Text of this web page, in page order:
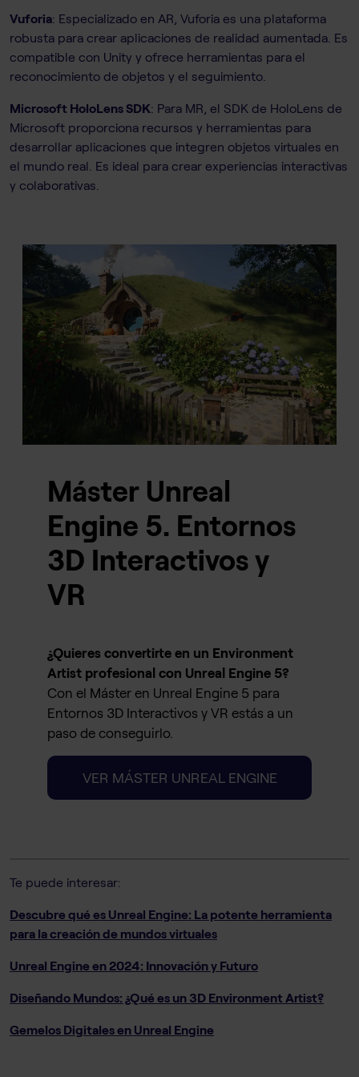
Vuforia: Especializado en AR, Vuforia es una plataforma
robusta para crear aplicaciones de realidad aumentada. Es
compatible con Unity y ofrece herramientas para el
reconocimiento de objetos y el seguimiento.
Microsoft HoloLens SDK: Para MR, el SDK de HoloLens de
Microsoft proporciona recursos y herramientas para
desarrollar aplicaciones que integren objetos virtuales en
el mundo real. Es ideal para crear experiencias interactivas
y colaborativas.
Máster Unreal
Engine 5. Entornos
3D Interactivos y
VR
¿Quieres convertirte en un Environment
Artist profesional con Unreal Engine 5?
Con el Máster en Unreal Engine 5 para
Entornos 3D Interactivos y VR estás a un
paso de conseguirlo.
VER MÁSTER UNREAL ENGINE
Te puede interesar:
Descubre qué es Unreal Engine: La potente herramienta
para la creación de mundos virtuales
Unreal Engine en 2024: Innovación y Futuro
Diseñando Mundos: ¿Qué es un 3D Environment Artist?
Gemelos Digitales en Unreal Engine